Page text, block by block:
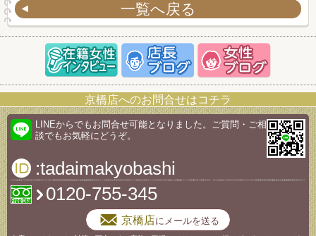
一覧へ戻る
京橋店へのお問合せはコチラ
LINEからでもお問合せ可能となりました。ご質問・ご相
談でもお気軽にどうぞ。
:tadaimakyobashi
0120-755-345
京橋店にメールを送る